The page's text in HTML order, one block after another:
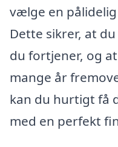
vælge en
Dette sikrer, at
du fortjener, og
mange år
kan du hurtigt få
med en perfekt